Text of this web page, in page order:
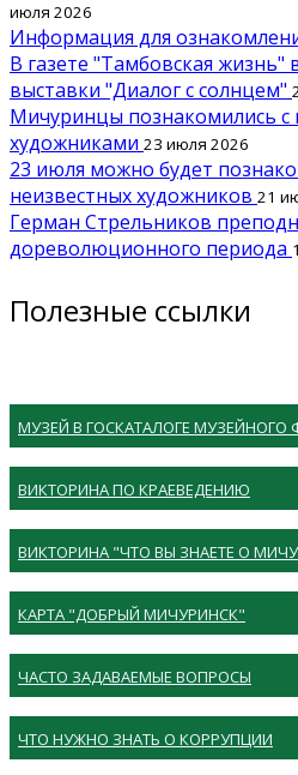
июля 2026
Информация для
В газете "Тамбовская жизнь"
выставки "Диалог с солнцем"
Мичуринцы познакомились с
художниками 23 июля 2026
23 июля можно будет
неизвестных художников 21
Герман Стрельников
дореволюционного периода
Полезные ссылки
МУЗЕЙ В ГОСКАТАЛОГЕ МУЗЕЙНОГО
ВИКТОРИНА ПО КРАЕВЕДЕНИЮ
ВИКТОРИНА "ЧТО ВЫ ЗНАЕТЕ О
КАРТА "ДОБРЫЙ МИЧУРИНСК"
ЧАСТО ЗАДАВАЕМЫЕ ВОПРОСЫ
ЧТО НУЖНО ЗНАТЬ О КОРРУПЦИИ